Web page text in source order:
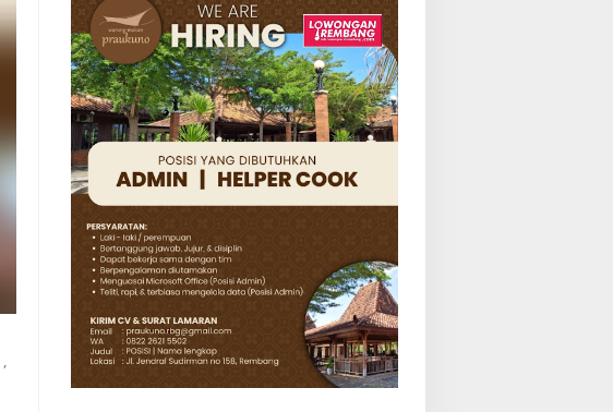
,